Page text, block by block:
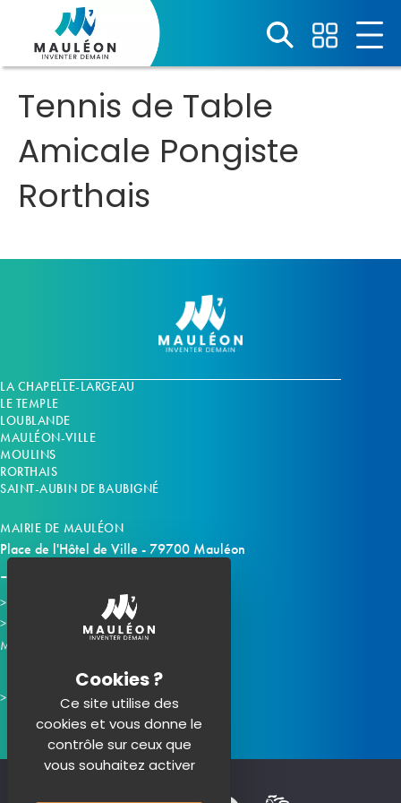
Tennis de Table
Amicale Pongiste
Rorthais
LA CHAPELLE-LARGEAU
LE TEMPLE
LOUBLANDE
MAULÉON-VILLE
MOULINS
RORTHAIS
SAINT-AUBIN DE BAUBIGNÉ
MAIRIE DE MAULÉON
Place de l'Hôtel de Ville - 79700 Mauléon
Horaires d'ouverture
Contacter la mairie
Mauléon sur les réseaux :
Panneau de gestion des cookies
Ce site utilise des
cookies et vous donne le
contrôle sur ceux que
vous souhaitez activer